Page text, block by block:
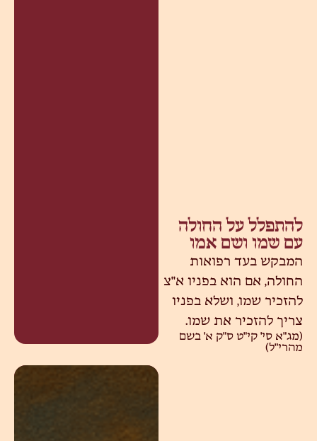
להתפלל על החולה
עם שמו ושם אמו
המבקש בעד רפואות
החולה, אם הוא בפניו א"צ
להזכיר שמו, ושלא בפניו
צריך להזכיר את שמו.
(מג"א סי' קי"ט ס"ק א' בשם
מהרי"ל)